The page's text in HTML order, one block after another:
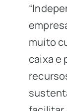
muito
caixa e